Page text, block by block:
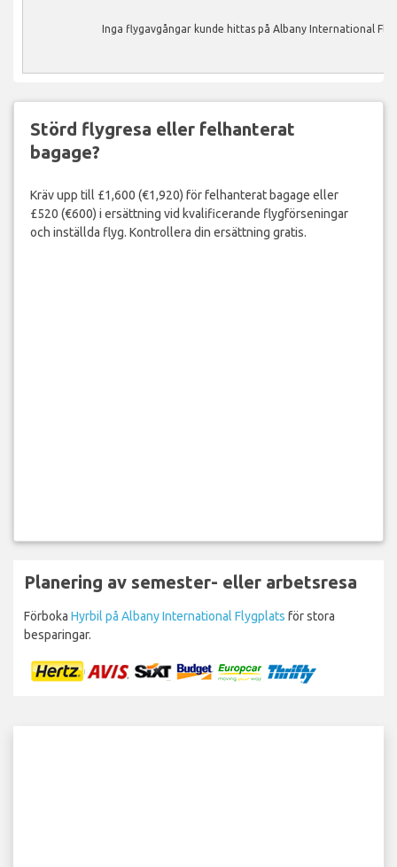
Inga flygavgångar kunde hittas på Albany International
Störd flygresa eller felhanterat
bagage?
Kräv upp till £1,600 (€1,920) för felhanterat bagage eller
£520 (€600) i ersättning vid kvalificerande flygförseningar
och inställda flyg. Kontrollera din ersättning gratis.
Planering av semester- eller arbetsresa
Förboka Hyrbil på Albany International Flygplats för stora
besparingar.